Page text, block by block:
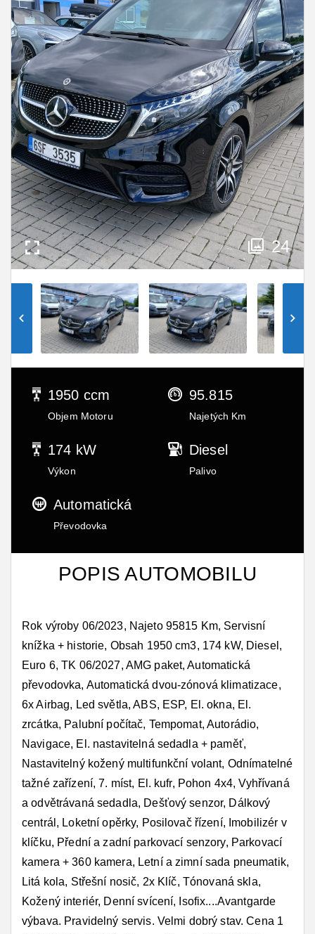
24
1950 ccm
Objem Motoru
95.815
Najetých Km
174 kW
Výkon
Diesel
Palivo
Automatická
Převodovka
POPIS AUTOMOBILU
Rok výroby 06/2023, Najeto 95815 Km, Servisní
knížka + historie, Obsah 1950 cm3, 174 kW, Diesel,
Euro 6, TK 06/2027, AMG paket, Automatická
převodovka, Automatická dvou-zónová klimatizace,
6x Airbag, Led světla, ABS, ESP, El. okna, El.
zrcátka, Palubní počítač, Tempomat, Autorádio,
Navigace, El. nastavitelná sedadla + paměť,
Nastavitelný kožený multifunkční volant, Odnímatelné
tažné zařízení, 7. míst, El. kufr, Pohon 4x4, Vyhřívaná
a odvětrávaná sedadla, Dešťový senzor, Dálkový
centrál, Loketní opěrky, Posilovač řízení, Imobilizér v
klíčku, Přední a zadní parkovací senzory, Parkovací
kamera + 360 kamera, Letní a zimní sada pneumatik,
Litá kola, Střešní nosič, 2x Klíč, Tónovaná skla,
Kožený interiér, Denní svícení, Isofix....Avantgarde
výbava. Pravidelný servis. Velmi dobrý stav. Cena 1